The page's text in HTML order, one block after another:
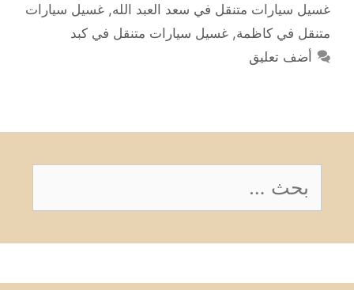
غسيل سيارات متنقل في سعد العبد الله, غسيل سيارات
متنقل في كاظمة, غسيل سيارات متنقل في كبد
أضف تعليق
عن: